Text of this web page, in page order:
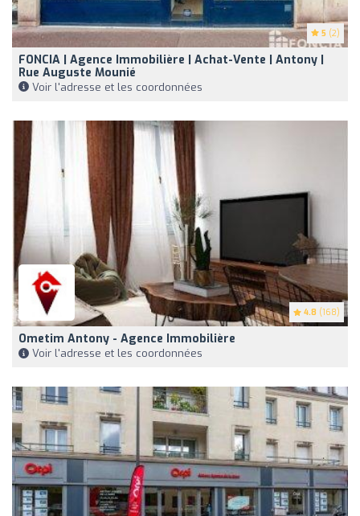
5 (2)
FONCIA | Agence Immobilière | Achat-Vente | Antony |
Rue Auguste Mounié
Voir l'adresse et les coordonnées
4.8 (168)
Ometim Antony - Agence Immobilière
Voir l'adresse et les coordonnées